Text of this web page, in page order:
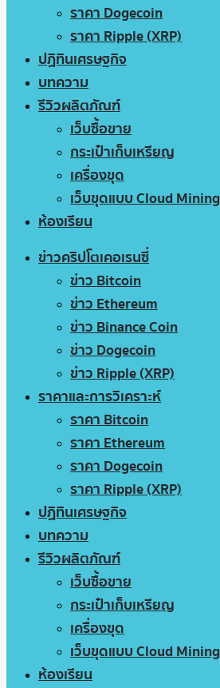
ราคา Dogecoin
ราคา Ripple (XRP)
ปฏิทินเศรษฐกิจ
บทความ
รีวิวผลิตภัณฑ์
เว็บซื้อขาย
กระเป๋าเก็บเหรียญ
เครื่องขุด
เว็บขุดแบบ Cloud Mining
ห้องเรียน
ข่าวคริปโตเคอเรนซี่
ข่าว Bitcoin
ข่าว Ethereum
ข่าว Binance Coin
ข่าว Dogecoin
ข่าว Ripple (XRP)
ราคาและการวิเคราะห์
ราคา Bitcoin
ราคา Ethereum
ราคา Dogecoin
ราคา Ripple (XRP)
ปฏิทินเศรษฐกิจ
บทความ
รีวิวผลิตภัณฑ์
เว็บซื้อขาย
กระเป๋าเก็บเหรียญ
เครื่องขุด
เว็บขุดแบบ Cloud Mining
ห้องเรียน